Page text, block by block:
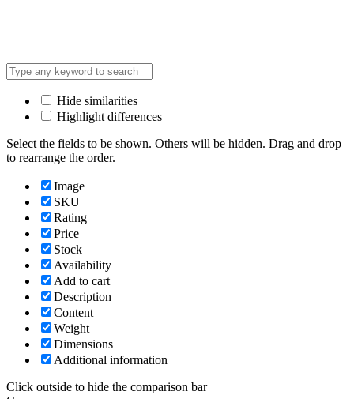
Hide similarities
Highlight differences
Select the fields to be shown. Others will be hidden. Drag and drop
to rearrange the order.
Image
SKU
Rating
Price
Stock
Availability
Add to cart
Description
Content
Weight
Dimensions
Additional information
Click outside to hide the comparison bar